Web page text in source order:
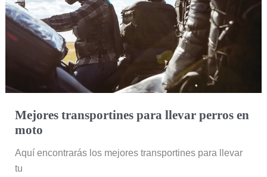
Mejores transportines para llevar perros en
moto
Aquí encontrarás los mejores transportines para llevar
tu